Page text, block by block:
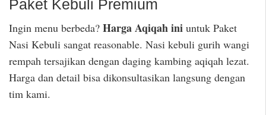
Paket Kebuli Premium
Ingin menu berbeda? Harga Aqiqah ini untuk Paket
Nasi Kebuli sangat reasonable. Nasi kebuli gurih wangi
rempah tersajikan dengan daging kambing aqiqah lezat.
Harga dan detail bisa dikonsultasikan langsung dengan
tim kami.